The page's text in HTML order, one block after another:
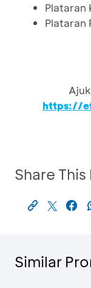
Plataran
Plataran
https://
Share
Similar